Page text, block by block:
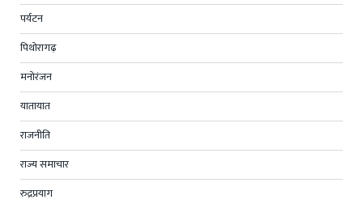
पर्यटन
पिथोरागढ़
मनोरंजन
यातायात
राजनीति
राज्य समाचार
रुद्रप्रयाग